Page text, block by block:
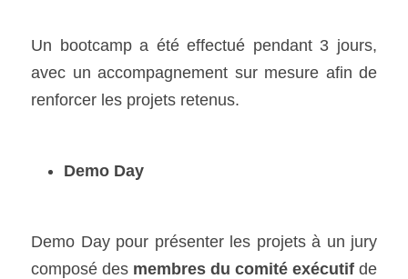
Un bootcamp a été effectué pendant 3 jours,
avec un accompagnement sur mesure afin de
renforcer les projets retenus.
Demo Day
Demo Day pour présenter les projets à un jury
composé des membres du comité exécutif de